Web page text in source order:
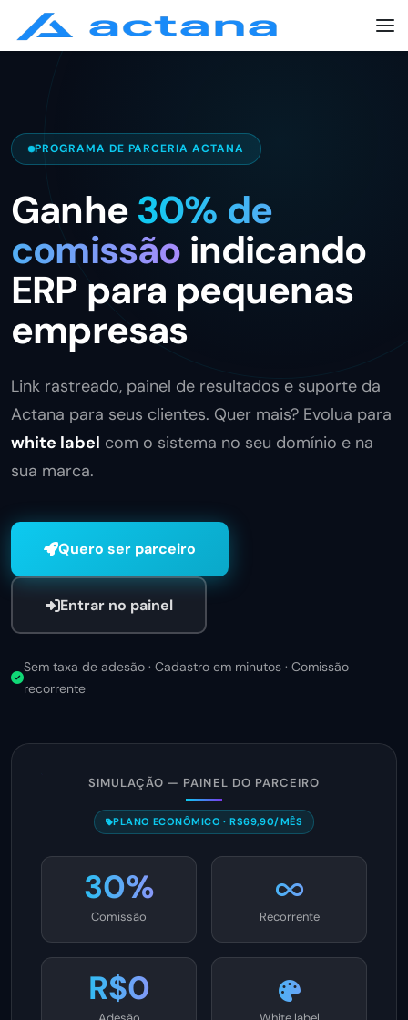
PROGRAMA DE PARCERIA ACTANA
Ganhe 30% de
comissão indicando
ERP para pequenas
empresas
Link rastreado, painel de resultados e suporte da
Actana para seus clientes. Quer mais? Evolua para
white label com o sistema no seu domínio e na
sua marca.
Quero ser parceiro
Entrar no painel
Sem taxa de adesão · Cadastro em minutos · Comissão
recorrente
SIMULAÇÃO — PAINEL DO PARCEIRO
PLANO ECONÔMICO · R$69,90/MÊS
30%
Comissão Recorrente
R$0